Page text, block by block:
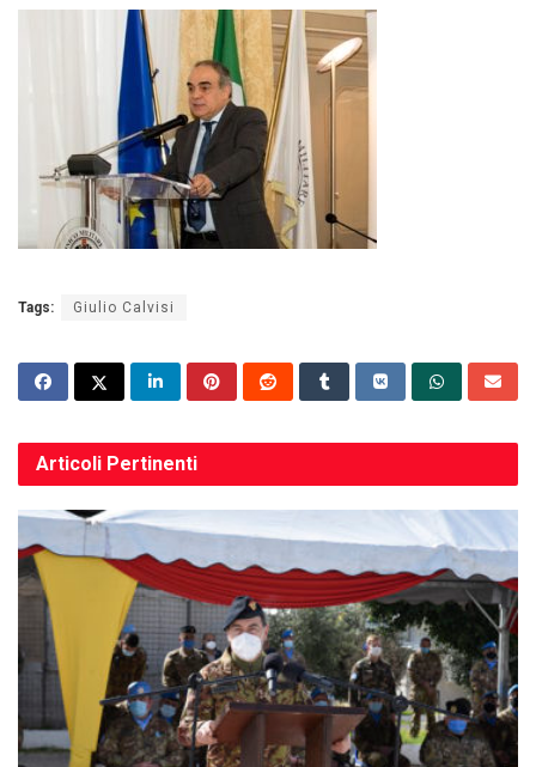
Tags: Giulio Calvisi
Articoli Pertinenti